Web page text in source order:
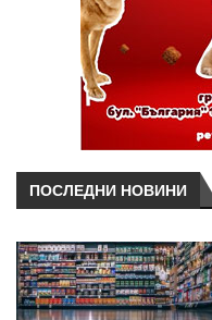
ПОСЛЕДНИ НОВИНИ